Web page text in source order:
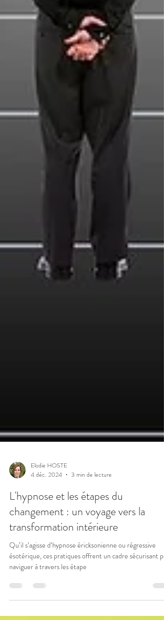
Elodie HOSTE
3 min de lecture
L'hypnose et les étapes du
changement : un voyage vers la
transformation intérieure
ésotérique, ces pratiques offrent un cadre sécurisant
naviguer à travers les étape